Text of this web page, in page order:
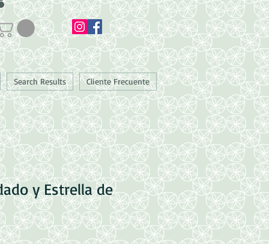
Search Results Cliente Frecuente
y Estrella de